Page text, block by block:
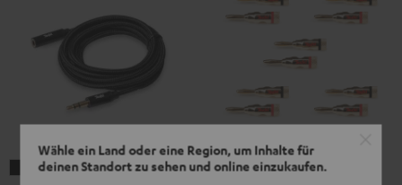
Wähle ein Land oder eine Region, um Inhalte für
deinen Standort zu sehen und online einzukaufen.
Verlängerungskabel
Bananenstecker